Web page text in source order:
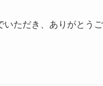
いただき、ありがとう